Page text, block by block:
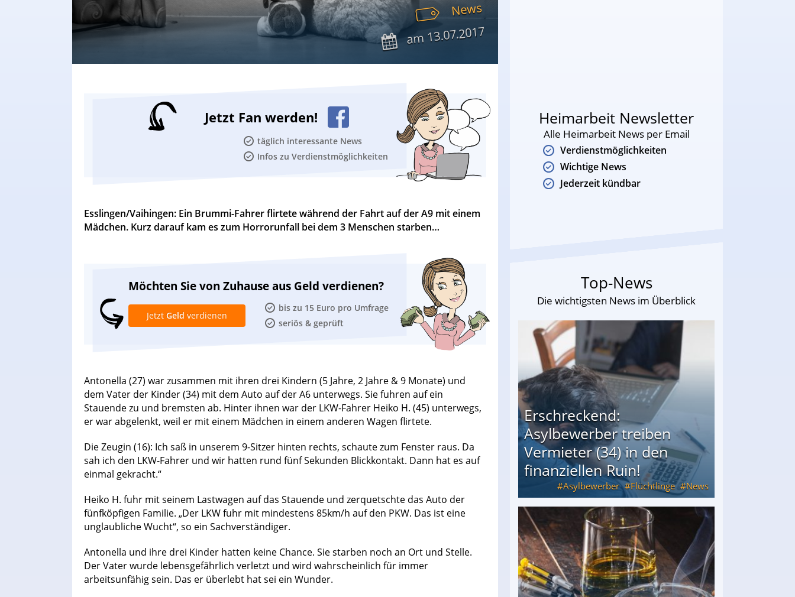
News
am13.07.2017
Jetzt Fan werden!
täglich interessante News
Infos zu Verdienstmöglichkeiten
Esslingen/Vaihingen: Ein Brummi-Fahrer flirtete während der Fahrt auf der A9 mit einem
Mädchen. Kurz darauf kam es zum Horrorunfall bei dem 3 Menschen starben…
Möchten Sie von Zuhause aus Geld verdienen?
bis zu 15 Euro pro Umfrage
seriös & geprüft
Jetzt Geld verdienen
Antonella (27) war zusammen mit ihren drei Kindern (5 Jahre, 2 Jahre & 9 Monate) und
dem Vater der Kinder (34) mit dem Auto auf der A6 unterwegs. Sie fuhren auf ein
Stauende zu und bremsten ab. Hinter ihnen war der LKW-Fahrer Heiko H. (45) unterwegs,
er war abgelenkt, weil er mit einem Mädchen in einem anderen Wagen flirtete.
Die Zeugin (16): Ich saß in unserem 9-Sitzer hinten rechts, schaute zum Fenster raus. Da
sah ich den LKW-Fahrer und wir hatten rund fünf Sekunden Blickkontakt. Dann hat es auf
einmal gekracht.“
Heiko H. fuhr mit seinem Lastwagen auf das Stauende und zerquetschte das Auto der
fünfköpfigen Familie. „Der LKW fuhr mit mindestens 85km/h auf den PKW. Das ist eine
unglaubliche Wucht“, so ein Sachverständiger.
Antonella und ihre drei Kinder hatten keine Chance. Sie starben noch an Ort und Stelle.
Der Vater wurde lebensgefährlich verletzt und wird wahrscheinlich für immer
arbeitsunfähig sein. Das er überlebt hat sei ein Wunder.
Heimarbeit Newsletter
Alle Heimarbeit News per Email
Verdienstmöglichkeiten
Wichtige News
Jederzeit kündbar
Top-News
Die wichtigsten News im Überblick
Erschreckend:
Asylbewerber treiben
Vermieter (34) in den
finanziellen Ruin!
Asylbewerber Flüchtlinge News
Erschreckend: Asylbewerber treiben Vermieter (34) in den finanziellen Ruin!